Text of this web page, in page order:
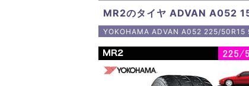
MR2のタイヤ ADVAN A052
YOKOHAMA ADVAN A052 225/50R15